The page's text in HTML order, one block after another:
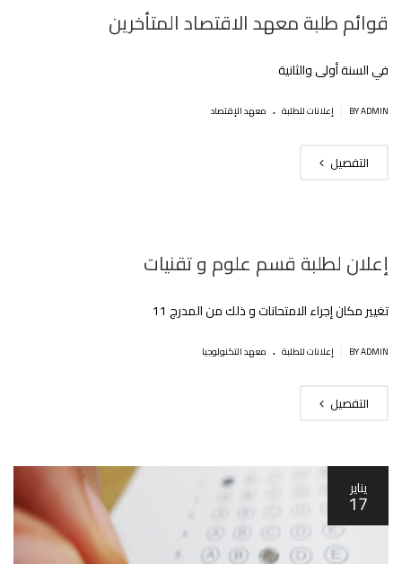
قوائم طلبة معهد الاقتصاد المتأخرين
في السنة أولى والثانية
BY ADMIN إعلانات للطلبة . معهد الإقتصاد
التفصيل
إعلان لطلبة قسم علوم و تقنيات
تغيير مكان إجراء الامتحانات و ذلك من المدرج 11
BY ADMIN إعلانات للطلبة . معهد التكنولوجيا
التفصيل
يناير
17